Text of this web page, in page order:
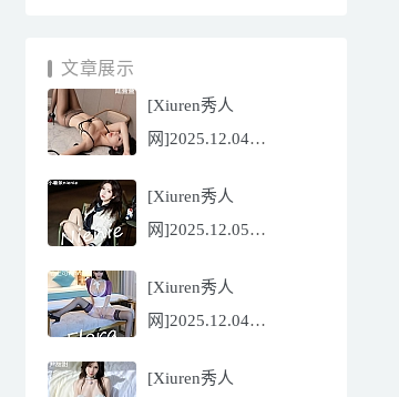
文章展示
[Xiuren秀人
网]2025.12.04
[81P/751.43MB]
[Xiuren秀人
网]2025.12.05
nienie[60P/642.39MB]
[Xiuren秀人
网]2025.12.04
Flora[81P/832.27MB]
[Xiuren秀人